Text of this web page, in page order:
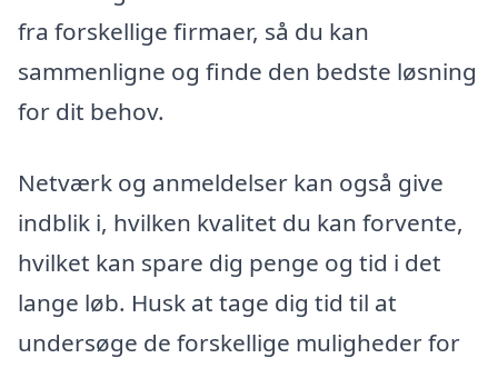
fra forskellige firmaer, så du kan
sammenligne og finde den bedste løsning
for dit behov.
Netværk og anmeldelser kan også give
indblik i, hvilken kvalitet du kan forvente,
hvilket kan spare dig penge og tid i det
lange løb. Husk at tage dig tid til at
undersøge de forskellige muligheder for